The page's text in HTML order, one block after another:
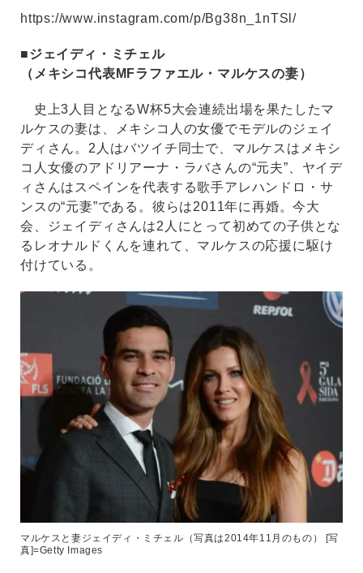
https://www.instagram.com/p/Bg38n_1nTSl/
■ジェイディ・ミチェル
（メキシコ代表MFラファエル・マルケスの妻）
史上3人目となるW杯5大会連続出場を果たしたマ
ルケスの妻は、メキシコ人の女優でモデルのジェイ
ディさん。2人はバツイチ同士で、マルケスはメキシ
コ人女優のアドリアーナ・ラバさんの“元夫”、ヤイデ
ィさんはスペインを代表する歌手アレハンドロ・サ
ンスの“元妻”である。彼らは2011年に再婚。今大
会、ジェイディさんは2人にとって初めての子供とな
るレオナルドくんを連れて、マルケスの応援に駆け
付けている。
マルケスと妻ジェイディ・ミチェル（写真は2014年11月のもの） [写
真]=Getty Images